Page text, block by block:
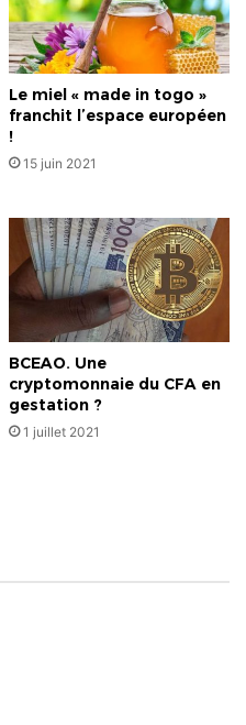
Le miel « made in togo »
franchit l’espace européen
!
15 juin 2021
BCEAO. Une
cryptomonnaie du CFA en
gestation ?
1 juillet 2021